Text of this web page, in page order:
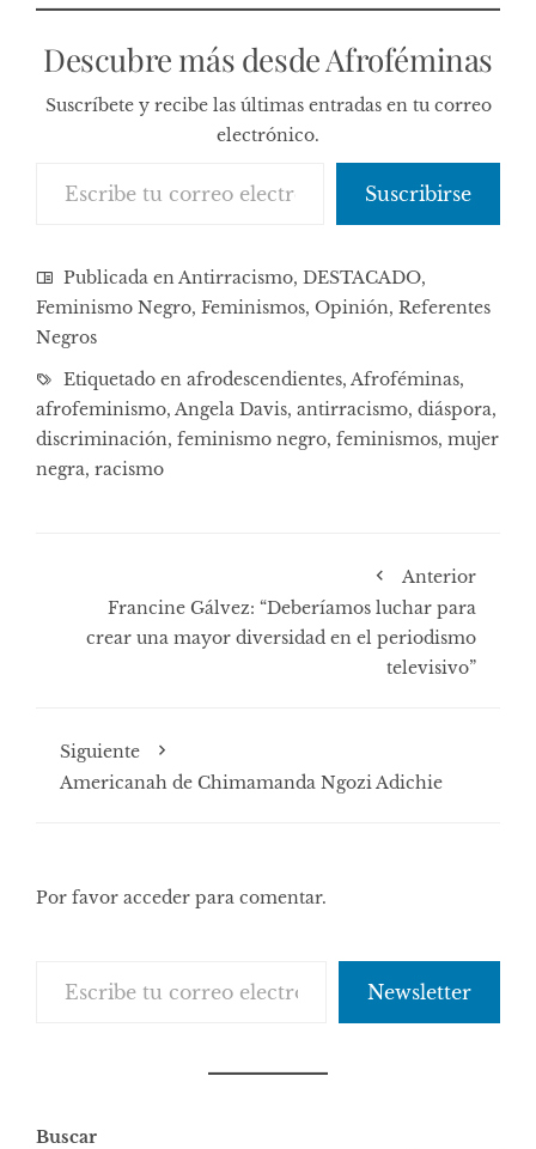
Descubre más desde Afroféminas
Suscríbete y recibe las últimas entradas en tu correo
electrónico.
Suscribirse
Publicada enAntirracismo, DESTACADO,
Feminismo Negro, Feminismos, Opinión, Referentes
Negros
Etiquetado en afrodescendientes, Afroféminas,
afrofeminismo, Angela Davis, antirracismo, diáspora,
discriminación, feminismo negro, feminismos, mujer
negra, racismo
Anterior
Francine Gálvez: “Deberíamos luchar para
crear una mayor diversidad en el periodismo
televisivo”
Siguiente
Americanah de Chimamanda Ngozi Adichie
Por favor acceder para comentar.
Newsletter
Buscar